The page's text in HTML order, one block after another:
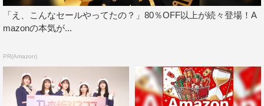
「え、こんなセールやってたの？」80％OFF以上が続々登場！A
mazonの本気が...
PR(Amazon)